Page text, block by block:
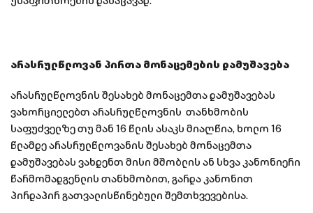
არასრულწლოვან პირთა მონაცემების დამუშავება
არასრულწლოვნის შესახებ მონაცემთა დამუშავებას
ვახორციელებთ არასრულწლოვნის თანხმობის
საფუძველზე თუ მან 16 წლის ასაკს მიაღწია, ხოლო 16
წლამდე არასრულწლოვანის შესახებ მონაცემთა
დამუშავებას ვახდენთ მისი მშობლის ან სხვა კანონიერი
წარმომადგენლის თანხმობით, გარდა კანონით
პირდაპირ გათვალისწინებული შემთხვევებისა.